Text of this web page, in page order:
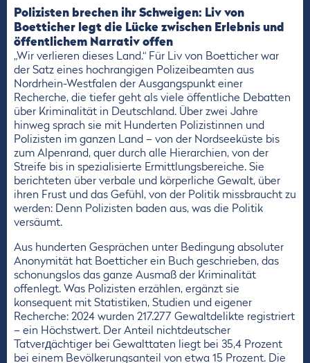
Polizisten brechen ihr Schweigen: Liv von
Boetticher legt die Lücke zwischen Erlebnis und
öffentlichem Narrativ offen
„Wir verlieren dieses Land.“ Für Liv von Boetticher war
der Satz eines hochrangigen Polizeibeamten aus
Nordrhein-Westfalen der Ausgangspunkt einer
Recherche, die tiefer geht als viele öffentliche Debatten
über Kriminalität in Deutschland. Über zwei Jahre
hinweg sprach sie mit Hunderten Polizistinnen und
Polizisten im ganzen Land – von der Nordseeküste bis
zum Alpenrand, quer durch alle Hierarchien, von der
Streife bis in spezialisierte Ermittlungsbereiche. Sie
berichteten über verbale und körperliche Gewalt, über
ihren Frust und das Gefühl, von der Politik missbraucht zu
werden: Denn Polizisten baden aus, was die Politik
versäumt.
Aus hunderten Gesprächen unter Bedingung absoluter
Anonymität hat Boetticher ein Buch geschrieben, das
schonungslos das ganze Ausmaß der Kriminalität
offenlegt. Was Polizisten erzählen, ergänzt sie
konsequent mit Statistiken, Studien und eigener
Recherche: 2024 wurden 217.277 Gewaltdelikte registriert
– ein Höchstwert. Der Anteil nichtdeutscher
Tatverдächtiger bei Gewalttaten liegt bei 35,4 Prozent
bei einem Bevölkerungsanteil von etwa 15 Prozent. Die